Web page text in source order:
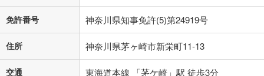
免許番号 神奈川県知事免許(5)第24919号
住所 神奈川県茅ヶ崎市新栄町11-13
交通 東海道本線 「茅ケ崎」駅 徒歩3分